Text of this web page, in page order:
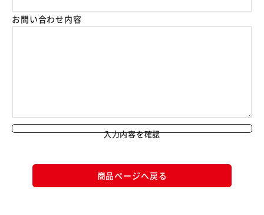
お問い合わせ内容
入力内容を確認
商品ページへ戻る